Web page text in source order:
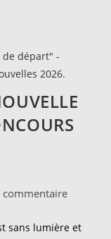
commentaire
sans lumière et